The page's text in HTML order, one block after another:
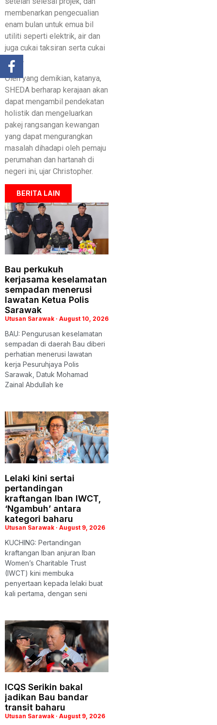
membenarkan pengecualian
enam bulan untuk emua bil
utiliti seperti elektrik, air dan
juga cukai taksiran serta cukai
tanah.
Oleh yang demikian, katanya,
SHEDA berharap kerajaan akan
dapat mengambil pendekatan
holistik dan mengeluarkan
pakej rangsangan kewangan
yang dapat mengurangkan
masalah dihadapi oleh pemaju
perumahan dan hartanah di
negeri ini, ujar Christopher.
BERITA LAIN
Bau perkukuh
kerjasama keselamatan
sempadan menerusi
lawatan Ketua Polis
Sarawak
Utusan Sarawak August 10, 2026
BAU: Pengurusan keselamatan
sempadan di daerah Bau diberi
perhatian menerusi lawatan
kerja Pesuruhjaya Polis
Sarawak, Datuk Mohamad
Zainal Abdullah ke
Lelaki kini sertai
pertandingan
kraftangan Iban IWCT,
‘Ngambuh’ antara
kategori baharu
Utusan Sarawak August 9, 2026
KUCHING: Pertandingan
kraftangan Iban anjuran Iban
Women’s Charitable Trust
(IWCT) kini membuka
penyertaan kepada lelaki buat
kali pertama, dengan seni
ICQS Serikin bakal
jadikan Bau bandar
transit baharu
Utusan Sarawak August 9, 2026